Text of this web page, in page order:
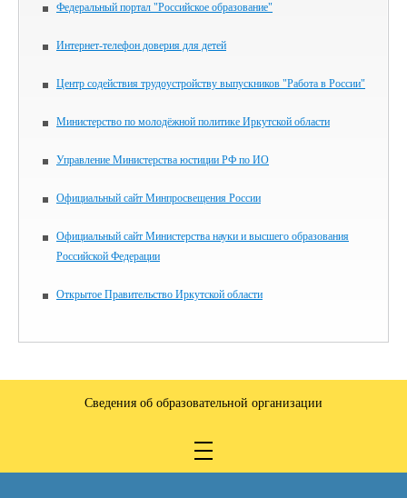
Федеральный портал "Российское образование"
Интернет-телефон доверия для детей
Центр содействия трудоустройству выпускников "Работа в России"
Министерство по молодёжной политике Иркутской области
Управление Министерства юстиции РФ по ИО
Официальный сайт Минпросвещения России
Официальный сайт Министерства науки и высшего образования
Российской Федерации
Открытое Правительство Иркутской области
Сведения об образовательной организации